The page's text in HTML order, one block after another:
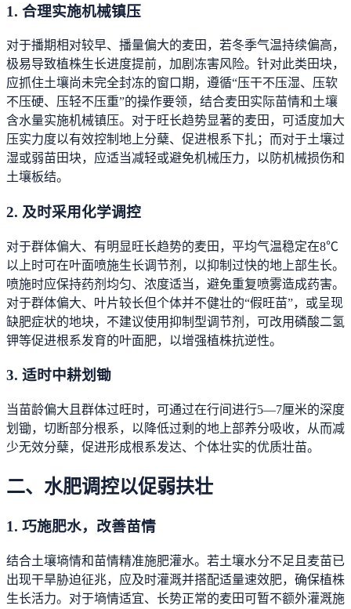
1. 合理实施机械镇压
对于播期相对较早、播量偏大的麦田，若冬季气温持续偏高，
极易导致植株生长进度提前，加剧冻害风险。针对此类田块，
应抓住土壤尚未完全封冻的窗口期，遵循“压干不压湿、压软
不压硬、压轻不压重”的操作要领，结合麦田实际苗情和土壤
含水量实施机械镇压。对于旺长趋势显著的麦田，可适度加大
压实力度以有效控制地上分蘖、促进根系下扎；而对于土壤过
湿或弱苗田块，应适当减轻或避免机械压力，以防机械损伤和
土壤板结。
2. 及时采用化学调控
对于群体偏大、有明显旺长趋势的麦田，平均气温稳定在8℃
以上时可在叶面喷施生长调节剂，以抑制过快的地上部生长。
喷施时应保持药剂均匀、浓度适当，避免重复喷雾造成药害。
对于群体偏大、叶片较长但个体并不健壮的“假旺苗”，或呈现
缺肥症状的地块，不建议使用抑制型调节剂，可改用磷酸二氢
钾等促进根系发育的叶面肥，以增强植株抗逆性。
3. 适时中耕划锄
当苗龄偏大且群体过旺时，可通过在行间进行5—7厘米的深度
划锄，切断部分根系，以降低过剩的地上部养分吸收，从而减
少无效分蘖，促进形成根系发达、个体壮实的优质壮苗。
二、水肥调控以促弱扶壮
1. 巧施肥水，改善苗情
结合土壤墒情和苗情精准施肥灌水。若土壤水分不足且麦苗已
出现干旱胁迫征兆，应及时灌溉并搭配适量速效肥，确保植株
生长活力。对于墒情适宜、长势正常的麦田可暂不额外灌溉施